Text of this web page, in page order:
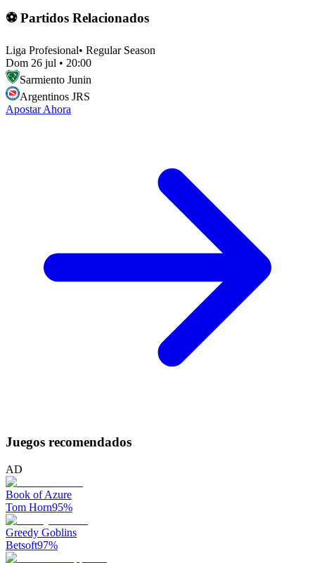
⚽ Partidos Relacionados
Liga Profesional• Regular Season
Dom 26 jul • 20:00
Sarmiento Junin
Argentinos JRS
Apostar Ahora
Juegos recomendados
AD
Book of Azure
Tom Horn95%
Greedy Goblins
Betsoft97%